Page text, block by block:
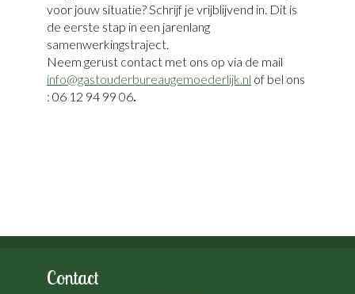
voor jouw situatie? Schrijf je vrijblijvend in. Dit is
de eerste stap in een jarenlang
samenwerkingstraject.
Neem gerust contact met ons op via de mail
info@gastouderbureaugemoederlijk.nl of bel ons
: 06 12 94 99 06.
Contact